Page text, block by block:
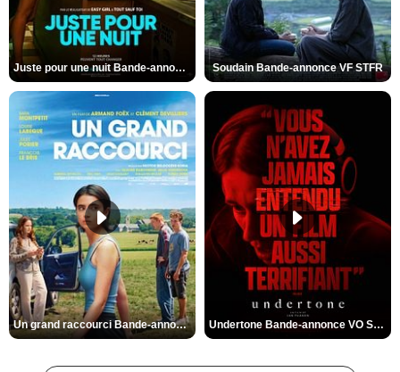
Juste pour une nuit Bande-annonce VO STFR Soudain Bande-annonce VF STFR
Un grand raccourci Bande-annonce VF Undertone Bande-annonce VO STFR